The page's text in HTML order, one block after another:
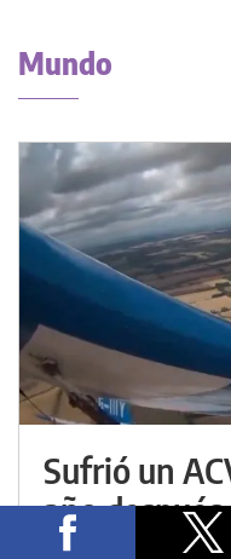
Mundo
Sufrió un
año
récord de